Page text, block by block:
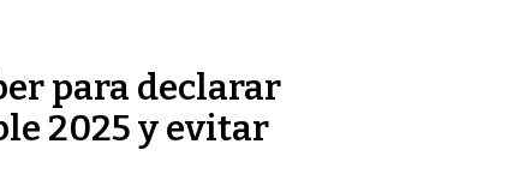
para declarar
2025 y evitar